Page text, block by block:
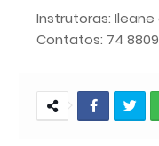
Instrutoras: Ileane
Contatos: 74